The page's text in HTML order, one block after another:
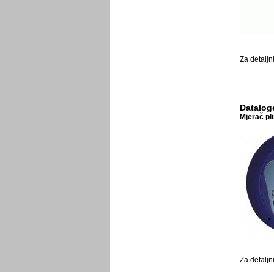
Za
Mjerač
Za